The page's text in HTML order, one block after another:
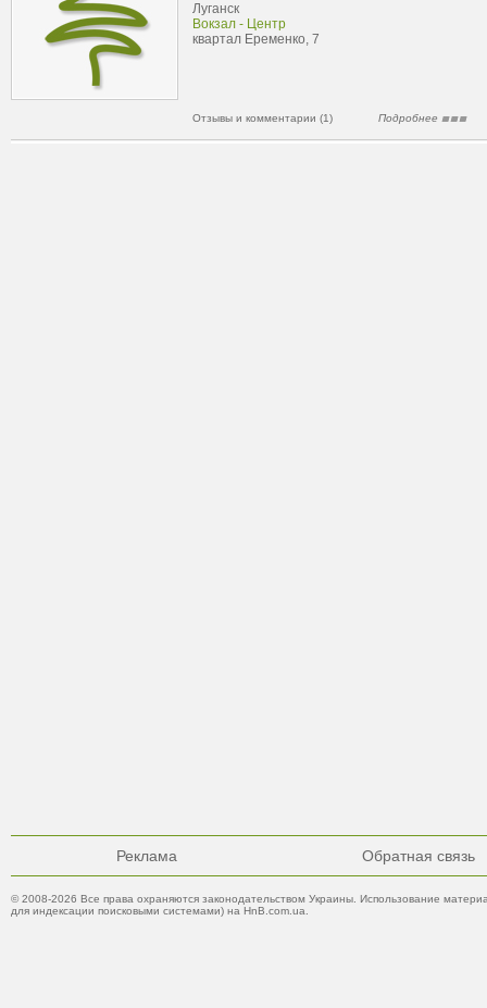
Луганск
Вокзал - Центр
квартал Еременко, 7
Отзывы и комментарии (1) Подробнее
Реклама Обратная связь
© 2008-2026 Все права охраняются законодательством Украины. Использование
для индексации поисковыми системами) на HnB.com.ua.